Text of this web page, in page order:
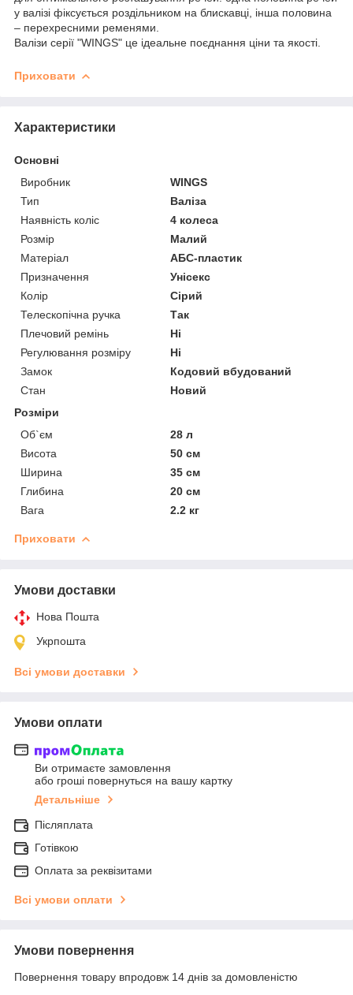
у валізі фіксується роздільником на блискавці, інша половина
– перехресними ременями.
Валізи серії "WINGS" це ідеальне поєднання ціни та якості.
Приховати
Характеристики
Основні
Виробник
WINGS
Тип
Валіза
Наявність коліс
4 колеса
Розмір
Малий
Матеріал
АБС-пластик
Призначення
Унісекс
Колір
Сірий
Телескопічна ручка
Так
Плечовий ремінь
Ні
Регулювання розміру
Ні
Замок
Кодовий вбудований
Стан
Новий
Розміри
Об`єм
28 л
Висота
50 см
Ширина
35 см
Глибина
20 см
Вага
2.2 кг
Приховати
Умови доставки
Нова Пошта
Укрпошта
Всі умови доставки
Умови оплати
Ви отримаєте замовлення
або гроші повернуться на вашу картку
Детальніше
Післяплата
Готівкою
Оплата за реквізитами
Всі умови оплати
Умови повернення
Повернення товару впродовж 14 днів за домовленістю